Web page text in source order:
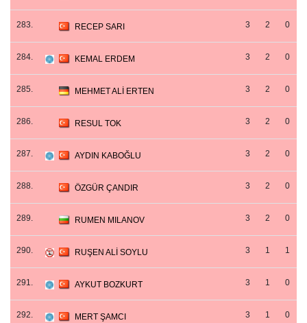
283. RECEP SARI 3 2 0
284. KEMAL ERDEM 3 2 0
285. MEHMET ALİ ERTEN 3 2 0
286. RESUL TOK 3 2 0
287. AYDIN KABOĞLU 3 2 0
288. ÖZGÜR ÇANDIR 3 2 0
289. RUMEN MILANOV 3 2 0
290. RUŞEN ALİ SOYLU 3 1 1
291. AYKUT BOZKURT 3 1 0
292. MERT ŞAMCI 3 1 0